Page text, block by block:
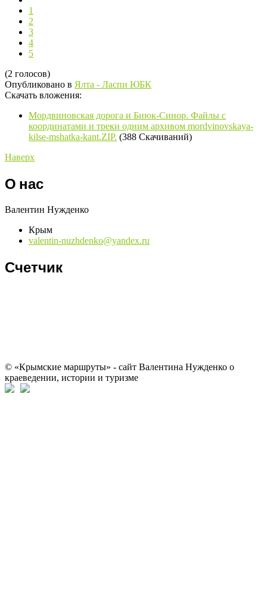
1
2
3
4
5
(2 голосов)
Опубликовано в Ялта - Ласпи ЮБК
Скачать вложения:
Мордвиновская дорога и Биюк-Синор. Файлы с
координатами и треки одним архивом mordvinovskaya-
kilse-mshatka-kant.ZIP. (388 Скачиваний)
Наверх
О нас
Валентин Нужденко
Крым
valentin-nuzhdenko@yandex.ru
Счетчик
© «Крымские маршруты» - сайт Валентина Нужденко о
краеведении, истории и туризме